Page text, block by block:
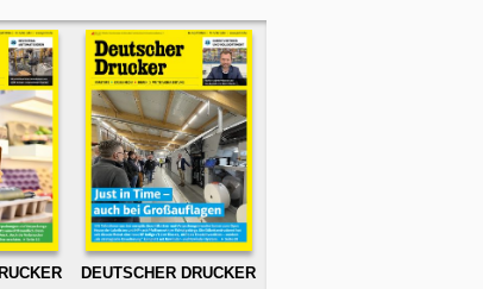
DEUTSCHER DRUCKER